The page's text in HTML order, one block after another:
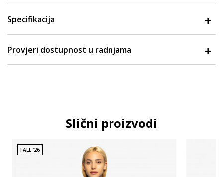
Specifikacija
Provjeri dostupnost u radnjama
Slični proizvodi
FALL '26